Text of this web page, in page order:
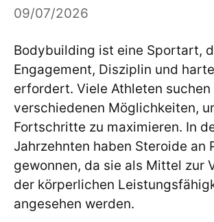
09/07/2026
Bodybuilding ist eine Sportart,
Engagement, Disziplin und
erfordert. Viele Athleten suchen
verschiedenen Möglichkeiten,
Fortschritte zu maximieren. In
Jahrzehnten haben Steroide an
gewonnen, da sie als Mittel zur
der körperlichen
angesehen werden.